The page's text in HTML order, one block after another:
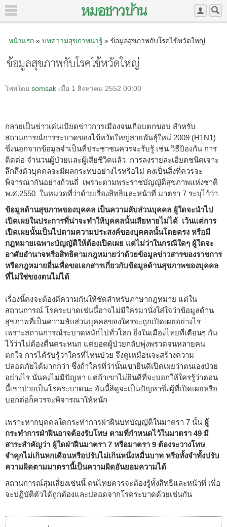
หน้าแรก» บทความสุขภาพน่ารู้» ข้อมูลสุขภาพกับโรคไข้หวัดใหญ่
ข้อมูลสุขภาพกับโรคไข้หวัดใหญ่
โพสโดย somsak เมื่อ 1 สิงหาคม 2552 00:00
กลายเป็นข่าวเด่นเบียดข่าวการเมืองจนเกือบตกขอบ สำหรับ
สถานการณ์การระบาดของไข้หวัดใหญ่สายพันธุ์ใหม่ 2009 (H1N1)
ซึ่งนอกจากข้อมูลจำเป็นที่ประชาชนควรจะรับรู้ เช่น วิธีป้องกัน การ
ติดต่อ จำนวนผู้ป่วยและผู้เสียชีวิตแล้ว การลงรายละเอียดชนิดเจาะ
ลึกถึงตัวบุคคลจะมีผลกระทบอย่างไรหรือไม่ คงเป็นสิ่งที่ควรจะ
พิจารณากันอย่างถ้วนถี่ เพราะตามพระราชบัญญัติสุขภาพแห่งชาติ
พ.ศ.2550 ในหมวดที่ว่าด้วยเรื่องสิทธิและหน้าที่ มาตรา 7 ระบุไว้ว่า
ข้อมูลด้านสุขภาพของบุคคล เป็นความลับส่วนบุคคล ผู้ใดจะนำไป
เปิดเผยในประการที่น่าจะทำให้บุคคลนั้นเสียหายไม่ได้ เว้นแต่การ
เปิดเผยนั้นเป็นไปตามความประสงค์ของบุคคลนั้นโดยตรง หรือมี
กฎหมายเฉพาะบัญญัติให้ต้องเปิดเผย แต่ไม่ว่าในกรณีใดๆ ผู้ใดจะ
อาศัยอำนาจหรือสิทธิตามกฎหมายว่าด้วยข้อมูลข่าวสารของราชการ
หรือกฎหมายอื่นเพื่อขอเอกสารเกี่ยวกับข้อมูลด้านสุขภาพของบุคคล
ที่ไม่ใช่ของตนไม่ได้
เรื่องนี้คงจะต้องตีความกันให้ชัดสำหรับภาษากฎหมาย แต่ใน
สถานการณ์ โรคระบาดเช่นนี้อาจไม่มีใครมานั่งใส่ใจว่าข้อมูลด้าน
สุขภาพที่เป็นความลับส่วนบุคคลของใครจะถูกเปิดเผยอย่างไร
เพราะสถานการณ์ระบาดหนักไปทั่วโลก ยิ่งในเมืองไทยที่เตือนๆ กัน
ไว้ว่าไม่ต้องตื่นตระหนก แต่ยอดผู้ป่วยกลับพุ่งพรวดจนหลายคน
ตกใจ การได้รับรู้ว่าใครที่ไหนป่วย จึงดูเหมือนจะสร้างความ
ปลอดภัยได้มากกว่า ซึ่งถ้าใครที่ว่านั้นเขายินดีเปิดเผยว่าตนเองป่วย
อย่างไร นั่นคงไม่มีปัญหา แต่ถ้าเขาไม่ยินดีที่จะบอกให้ใครรู้ว่าตอน
นี้เขาป่วยเป็นโรคระบาดนะ อันนี้สิดูจะเป็นปัญหาซึ่งผู้ที่เปิดเผยหรือ
บอกต่อก็ควรจะพิจารณาให้หนัก
เพราะหากบุคคลใดกระทำการฝ่าฝืนบทบัญญัติในมาตรา 7 นั้น ผู้
กระทำการฝ่าฝืนอาจต้องรับโทษ ตามที่กำหนดไว้ในมาตรา 49 มี
สาระสำคัญว่า ผู้ใดฝ่าฝืนมาตรา 7 หรือมาตรา 9 ต้องระวางโทษ
จำคุกไม่เกินหกเดือนหรือปรับไม่เกินหนึ่งหมื่นบาท หรือทั้งจำทั้งปรับ
ความผิดตามมาตรานี้เป็นความผิดอันยอมความได้
สถานการณ์สุ่มเสี่ยงเช่นนี้ คนไทยควรจะต้องรู้ทั้งสิทธิและหน้าที่ เพื่อ
จะปฏิบัติตัวได้ถูกต้องและปลอดจากโรคระบาดด้วยเช่นกัน